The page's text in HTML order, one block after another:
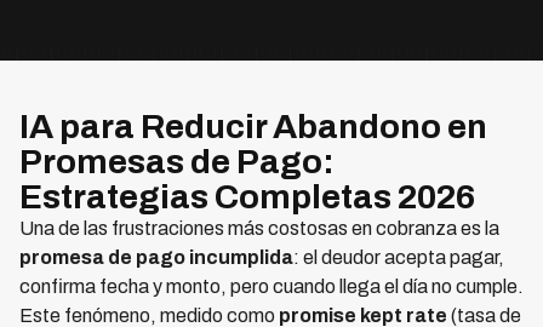
IA para Reducir Abandono en
Promesas de Pago:
Estrategias Completas 2026
Una de las frustraciones más costosas en cobranza es la
promesa de pago incumplida: el deudor acepta pagar,
confirma fecha y monto, pero cuando llega el día no cumple.
Este fenómeno, medido como promise kept rate (tasa de